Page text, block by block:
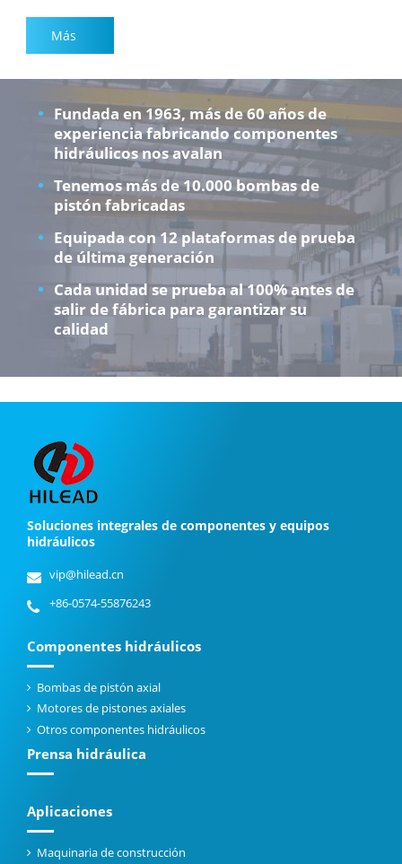
Más
Fundada en 1963, más de 60 años de
experiencia fabricando componentes
hidráulicos nos avalan
Tenemos más de 10.000 bombas de
pistón fabricadas
Equipada con 12 plataformas de prueba
de última generación
Cada unidad se prueba al 100% antes de
salir de fábrica para garantizar su
calidad
Soluciones integrales de componentes y equipos
hidráulicos
vip@hilead.cn
+86-0574-55876243
Componentes hidráulicos
Bombas de pistón axial
Motores de pistones axiales
Otros componentes hidráulicos
Prensa hidráulica
Aplicaciones
Maquinaria de construcción